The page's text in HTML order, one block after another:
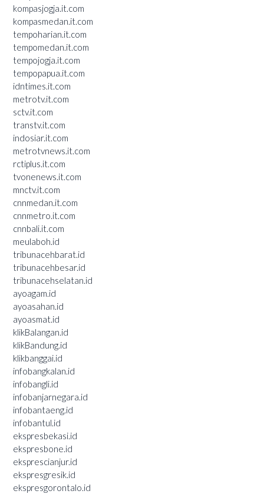
kompasjogja.it.com
kompasmedan.it.com
tempoharian.it.com
tempomedan.it.com
tempojogja.it.com
tempopapua.it.com
idntimes.it.com
metrotv.it.com
sctv.it.com
transtv.it.com
indosiar.it.com
metrotvnews.it.com
rctiplus.it.com
tvonenews.it.com
mnctv.it.com
cnnmedan.it.com
cnnmetro.it.com
cnnbali.it.com
meulaboh.id
tribunacehbarat.id
tribunacehbesar.id
tribunacehselatan.id
ayoagam.id
ayoasahan.id
ayoasmat.id
klikBalangan.id
klikBandung.id
klikbanggai.id
infobangkalan.id
infobangli.id
infobanjarnegara.id
infobantaeng.id
infobantul.id
ekspresbekasi.id
ekspresbone.id
eksprescianjur.id
ekspresgresik.id
ekspresgorontalo.id